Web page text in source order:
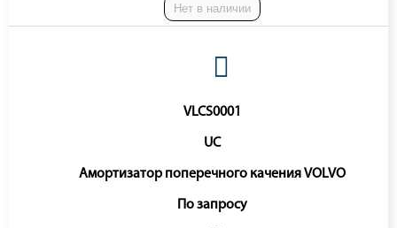
Нет в наличии
VLCS0001
UC
Амортизатор поперечного качения VOLVO
По запросу